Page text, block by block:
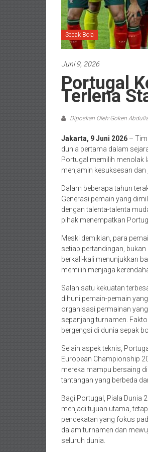
Sepak Bola
Juni 9, 2026
Portugal
Terlena
Diposkan Oleh:Goken
Jakarta, 9 Juni 2026 –
dunia pertama dalam
Portugal memilih menolak
menjamin kesuksesan
Dalam beberapa tahun
Generasi pemain yang
dengan talenta-talenta
pihak menempatkan
Meski demikian, para
setiap pertandingan,
berkali-kali menunjukkan
memilih menjaga
Salah satu kekuatan
dihuni pemain-pemain
organisasi permainan
sepanjang turnamen.
bergengsi di dunia sepak
Selain aspek teknis,
European Championship
mereka mampu bersaing
tantangan yang berbeda
Bagi Portugal, Piala Dunia
menjadi tujuan utama,
pendekatan yang fokus
dalam turnamen dan
seluruh dunia.